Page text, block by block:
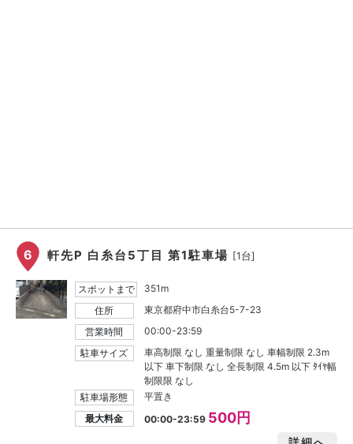
6 軒先P 白糸台5丁目 第1駐車場 [1台]
スポットまで
351m
住所
東京都府中市白糸台5-7-23
営業時間
00:00-23:59
駐車サイズ
車高制限 なし 重量制限 なし 車幅制限 2.3m
以下 車下制限 なし 全長制限 4.5m 以下 ﾀｲﾔ幅
制限限 なし
駐車場形態
平置き
最大料金
00:00-23:59 500円